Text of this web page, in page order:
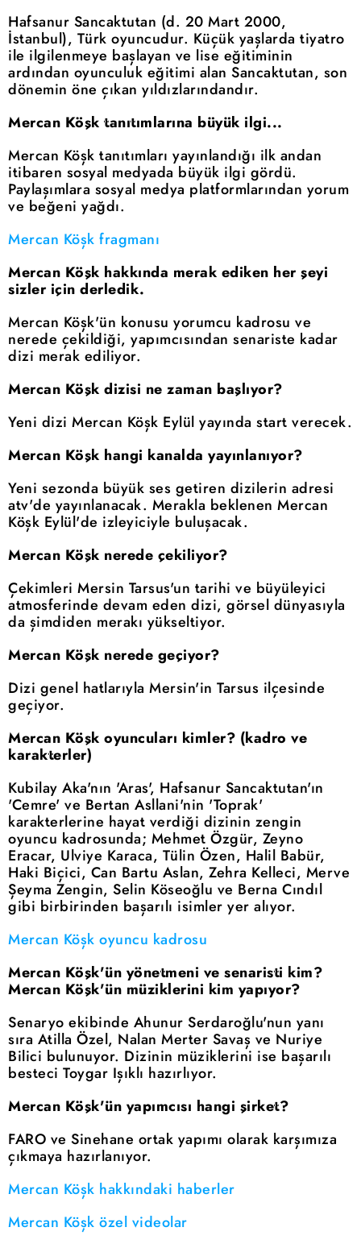
Hafsanur Sancaktutan (d. 20 Mart 2000,
İstanbul), Türk oyuncudur. Küçük yaşlarda tiyatro
ile ilgilenmeye başlayan ve lise eğitiminin
ardından oyunculuk eğitimi alan Sancaktutan, son
dönemin öne çıkan yıldızlarındandır.
Mercan Köşk tanıtımlarına büyük ilgi...
Mercan Köşk tanıtımları yayınlandığı ilk andan
itibaren sosyal medyada büyük ilgi gördü.
Paylaşımlara sosyal medya platformlarından yorum
ve beğeni yağdı.
Mercan Köşk fragmanı
Mercan Köşk hakkında merak ediken her şeyi
sizler için derledik.
Mercan Köşk'ün konusu yorumcu kadrosu ve
nerede çekildiği, yapımcısından senariste kadar
dizi merak ediliyor.
Mercan Köşk dizisi ne zaman başlıyor?
Yeni dizi Mercan Köşk Eylül yayında start verecek.
Mercan Köşk hangi kanalda yayınlanıyor?
Yeni sezonda büyük ses getiren dizilerin adresi
atv'de yayınlanacak. Merakla beklenen Mercan
Köşk Eylül'de izleyiciyle buluşacak.
Mercan Köşk nerede çekiliyor?
Çekimleri Mersin Tarsus'un tarihi ve büyüleyici
atmosferinde devam eden dizi, görsel dünyasıyla
da şimdiden merakı yükseltiyor.
Mercan Köşk nerede geçiyor?
Dizi genel hatlarıyla Mersin'in Tarsus ilçesinde
geçiyor.
Mercan Köşk oyuncuları kimler? (kadro ve
karakterler)
Kubilay Aka'nın 'Aras', Hafsanur Sancaktutan'ın
'Cemre' ve Bertan Asllani'nin 'Toprak'
karakterlerine hayat verdiği dizinin zengin
oyuncu kadrosunda; Mehmet Özgür, Zeyno
Eracar, Ulviye Karaca, Tülin Özen, Halil Babür,
Haki Biçici, Can Bartu Aslan, Zehra Kelleci, Merve
Şeyma Zengin, Selin Köseoğlu ve Berna Cındıl
gibi birbirinden başarılı isimler yer alıyor.
Mercan Köşk oyuncu kadrosu
Mercan Köşk'ün yönetmeni ve senaristi kim?
Mercan Köşk'ün müziklerini kim yapıyor?
Senaryo ekibinde Ahunur Serdaroğlu'nun yanı
sıra Atilla Özel, Nalan Merter Savaş ve Nuriye
Bilici bulunuyor. Dizinin müziklerini ise başarılı
besteci Toygar Işıklı hazırlıyor.
Mercan Köşk'ün yapımcısı hangi şirket?
FARO ve Sinehane ortak yapımı olarak karşımıza
çıkmaya hazırlanıyor.
Mercan Köşk hakkındaki haberler
Mercan Köşk özel videolar